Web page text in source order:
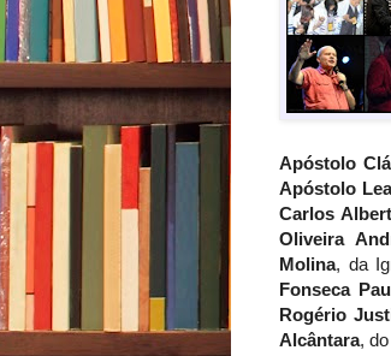
Apóstolo
Apóstolo
Carlos
Oliveira
Molina, da
Fonseca
Rogério
Alcântara,